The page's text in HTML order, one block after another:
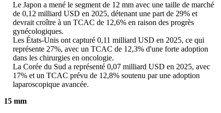
Le Japon a mené le segment de 12 mm avec une taille de marché
de 0,12 milliard USD en 2025, détenant une part de 29% et
devrait croître à un TCAC de 12,6% en raison des progrès
gynécologiques.
Les États-Unis ont capturé 0,11 milliard USD en 2025, ce qui
représente 27%, avec un TCAC de 12,3% d'une forte adoption
dans les chirurgies en oncologie.
La Corée du Sud a représenté 0,07 milliard USD en 2025, avec
17% et un TCAC prévu de 12,8% soutenu par une adoption
laparoscopique avancée.
15 mm